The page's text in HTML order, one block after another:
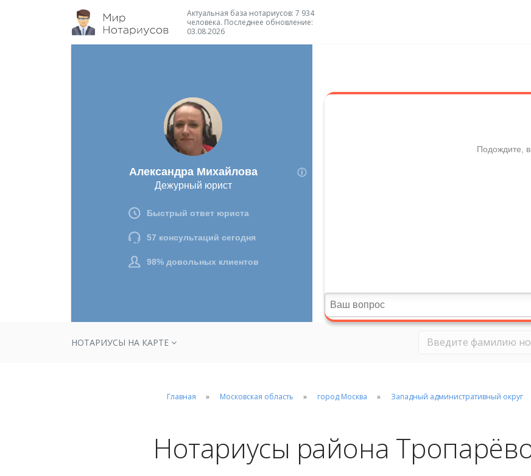
Актуальная база нотариусов: 7 934
человека. Последнее обновление:
03.08.2026
НОТАРИУСЫ НА КАРТЕ
Главная Московская область город Москва Западный административный округ
Нотариусы района